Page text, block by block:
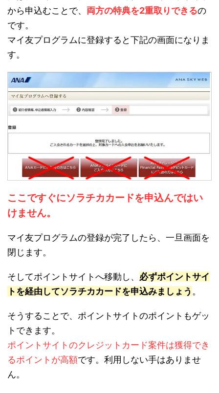
から申込むことで、 両方の特典を2重取りできるの
です。
マイ友プログラムに登録すると下記の画面になりま
す。
ここですぐにソラチカカードを申込んではい
けません。
マイ友プログラムの登録が完了したら、一旦画面を
閉じます。
そしてポイントサイトへ移動し、 必ずポイントサイ
トを経由してソラチカカードを申込みましょう 。
そうすることで、ポイントサイトのポイントもゲッ
トできます。
ポイントサイトのクレジットカード案件は獲得でき
るポイントが高額です。利用しない手はありませ
ん。